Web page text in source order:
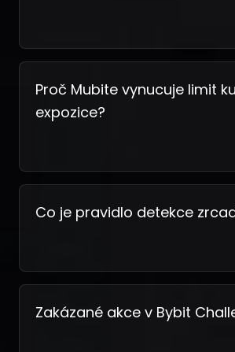
Proč Mubite vynucuje limit
expozice?
Co je pravidlo detekce
Zakázané akce v Bybit